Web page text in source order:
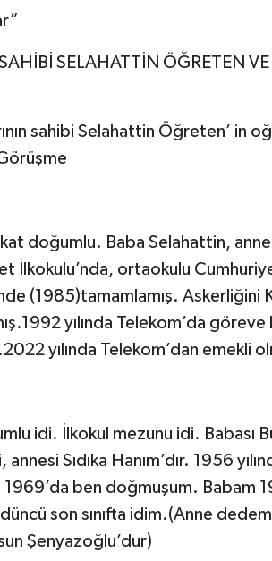
SELAHATTİN ÖĞRETEN
sahibi Selahattin Öğreten’ in
doğumlu. Baba Selahattin,
İlkokulu’nda, ortaokulu
(1985)tamamlamış. Askerliğini
yılında Telekom’da göreve
yılında Telekom’dan emekli
idi. İlkokul mezunu idi. Babası
Sıdıka Hanım’dır. 1956
ben doğmuşum. Babam
son sınıfta idim.(Anne
Şenyazoğlu’dur)